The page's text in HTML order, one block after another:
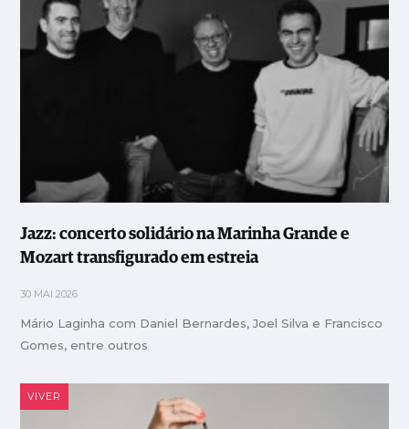
Jazz: concerto solidário na Marinha Grande e
Mozart transfigurado em estreia
30 MAI 2026
Mário Laginha com Daniel Bernardes, Joel Silva e Francisco
Gomes, entre outros
VIVER